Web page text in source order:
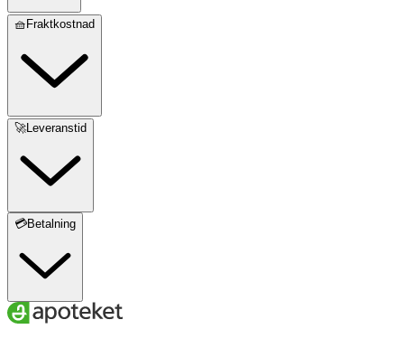
🧺Fraktkostnad
🚀Leveranstid
💳Betalning